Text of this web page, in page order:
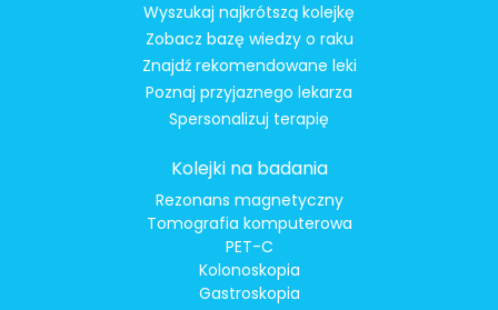
Wyszukaj najkrótszą kolejkę
Zobacz bazę wiedzy o raku
Znajdź rekomendowane leki
Poznaj przyjaznego lekarza
Spersonalizuj terapię
Kolejki na badania
Rezonans magnetyczny
Tomografia komputerowa
PET-C
Kolonoskopia
Gastroskopia